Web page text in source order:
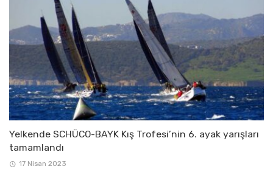
Yelkende SCHÜCO-BAYK Kış Trofesi’nin 6. ayak yarışları
tamamlandı
17 Nisan 2023